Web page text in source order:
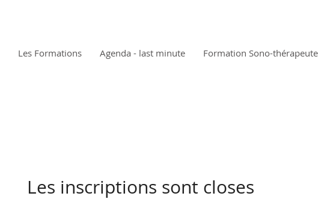
Les Formations Agenda - last minute Formation Sono-thérapeute
Les inscriptions sont closes